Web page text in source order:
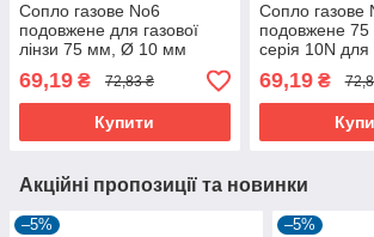
Сопло газове No6
подовжене для газової
лінзи 75 мм, Ø 10 мм
серія 54N для пальника
WP-18
69,19 ₴ 72,83 ₴
Купити
Сопло газове
подовжене
серія 10N
WP-26
69,19₴
Акційні пропозиції та новинки
–5% –5%